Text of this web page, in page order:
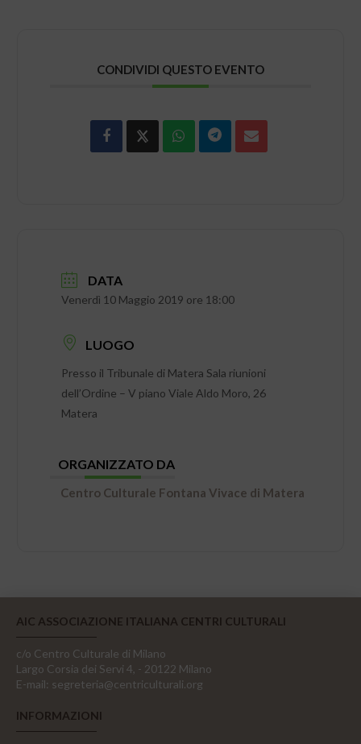
CONDIVIDI QUESTO EVENTO
DATA
Venerdì 10 Maggio 2019 ore 18:00
LUOGO
Presso il Tribunale di Matera Sala riunioni
dell’Ordine – V piano Viale Aldo Moro, 26
Matera
ORGANIZZATO DA
Centro Culturale Fontana Vivace di Matera
AIC ASSOCIAZIONE ITALIANA CENTRI CULTURALI
c/o Centro Culturale di Milano
Largo Corsia dei Servi 4, - 20122 Milano
E-mail: segreteria@centriculturali.org
INFORMAZIONI